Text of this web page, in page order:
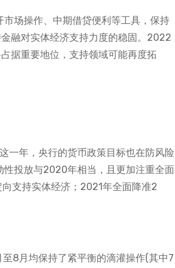
场操作、中期借贷便利等工具，保持
融对实体经济支持力度的稳固。2022
据重要地位，支持领域可能再度拓
一年，央行的货币政策目标也在防风险
投放与2020年相当，且更加注重全面
支持实体经济；2021年全面降准2
8月均保持了紧平衡的滴灌操作(其中7